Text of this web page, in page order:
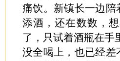
痛饮。新镇长一边
添酒，还在数数，
了，只试着酒瓶在手
没全喝上，也已经